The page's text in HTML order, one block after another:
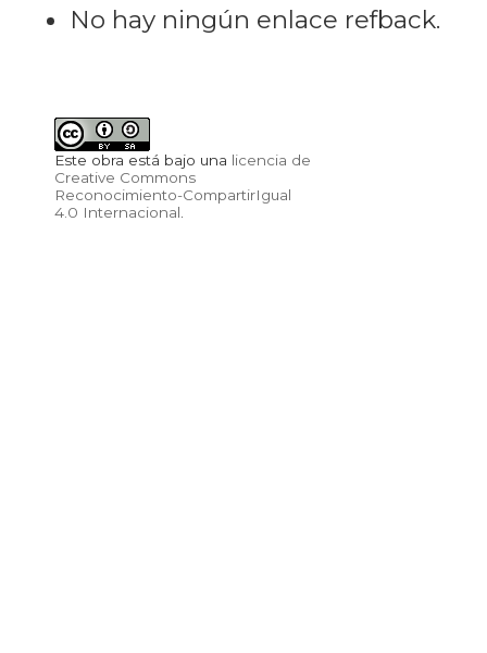
No hay ningún enlace refback.
Este obra está bajo una licencia de
Creative Commons
Reconocimiento-CompartirIgual
4.0 Internacional